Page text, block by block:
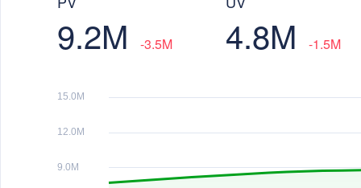
9.2M -3.5M 4.8M -1.5M